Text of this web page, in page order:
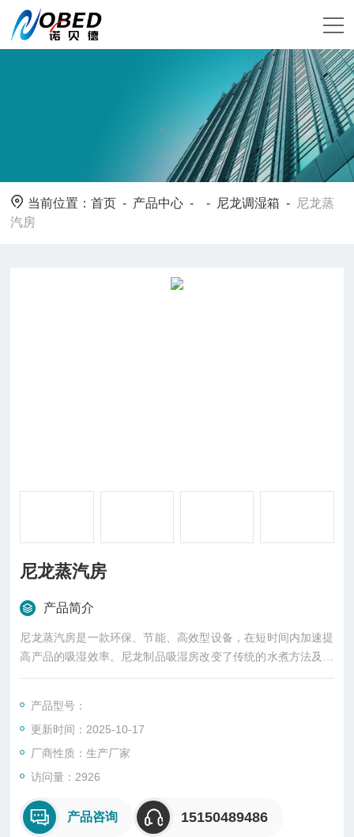
当前位置：首页 - 产品中心 - - 尼龙调湿箱 - 尼龙蒸
汽房
尼龙蒸汽房
产品简介
尼龙蒸汽房是一款环保、节能、高效型设备，在短时间内加速提
高产品的吸湿效率。尼龙制品吸湿房改变了传统的水煮方法及对
环境的污染。
产品型号：
更新时间：2025-10-17
厂商性质：生产厂家
访问量：2926
产品咨询 15150489486